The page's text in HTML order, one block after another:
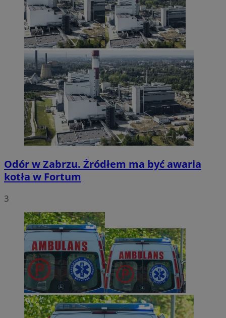
Odór w Zabrzu. Źródłem ma być awaria
kotła w Fortum
3